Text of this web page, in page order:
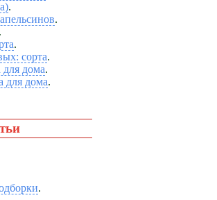
.
.
.
.
сорта.
дома.
для дома.
.